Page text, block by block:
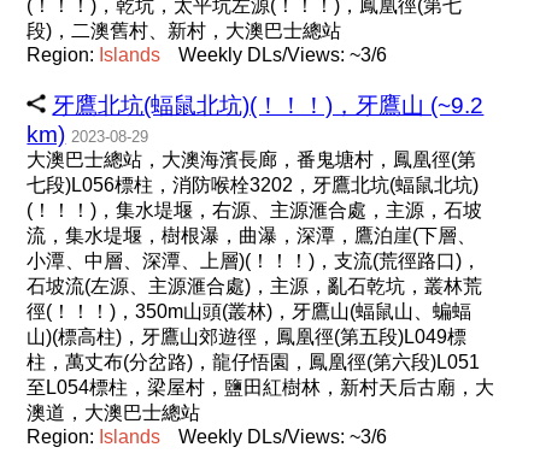
(！！！)，乾坑，太平坑左源(！！！)，鳳凰徑(第七
段)，二澳舊村、新村，大澳巴士總站
Region: Islands Weekly DLs/Views: ~3/6
牙鷹北坑(蝠鼠北坑)(！！！)，牙鷹山 (~9.2
km) 2023-08-29
大澳巴士總站，大澳海濱長廊，番鬼塘村，鳳凰徑(第
七段)L056標柱，消防喉栓3202，牙鷹北坑(蝠鼠北坑)
(！！！)，集水堤堰，右源、主源滙合處，主源，石坡
流，集水堤堰，樹根瀑，曲瀑，深潭，鷹泊崖(下層、
小潭、中層、深潭、上層)(！！！)，支流(荒徑路口)，
石坡流(左源、主源滙合處)，主源，亂石乾坑，叢林荒
徑(！！！)，350m山頭(叢林)，牙鷹山(蝠鼠山、蝙蝠
山)(標高柱)，牙鷹山郊遊徑，鳳凰徑(第五段)L049標
柱，萬丈布(分岔路)，龍仔悟園，鳳凰徑(第六段)L051
至L054標柱，梁屋村，鹽田紅樹林，新村天后古廟，大
澳道，大澳巴士總站
Region: Islands Weekly DLs/Views: ~3/6